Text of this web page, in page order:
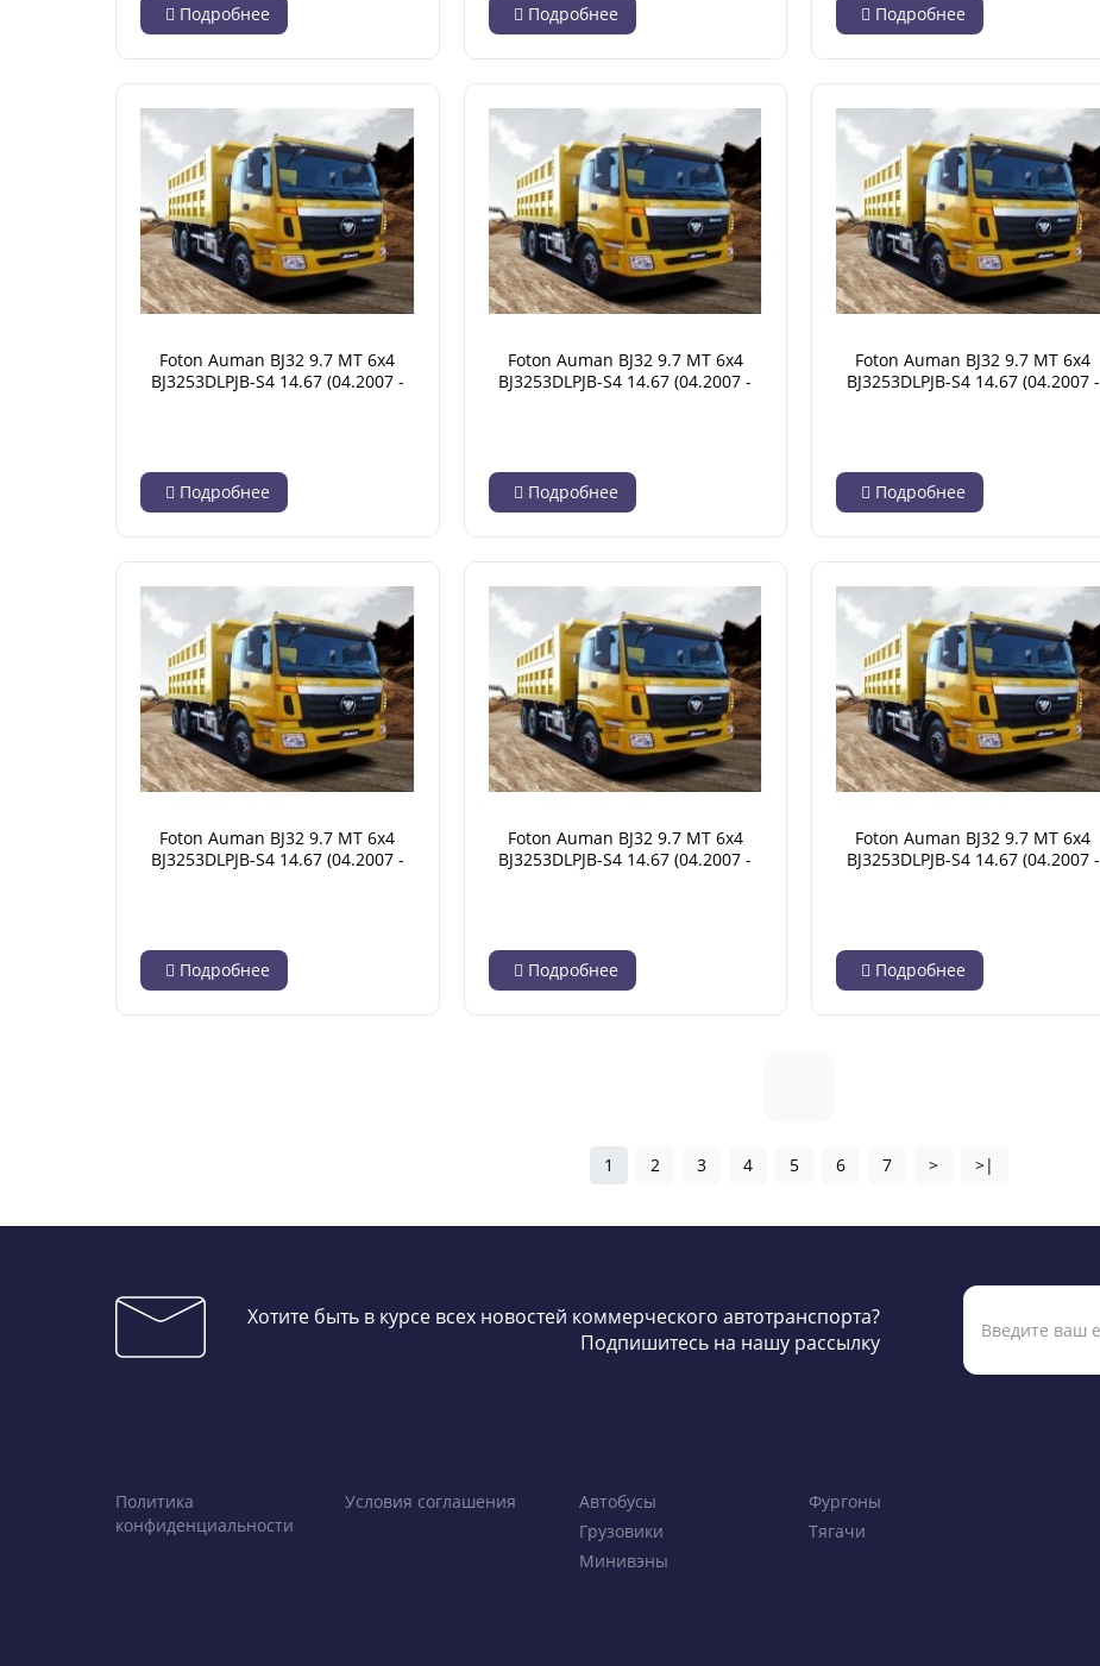
Подробнее Подробнее Подробнее
Foton Auman BJ32 9.7 MT 6x4
BJ3253DLPJB-S4 14.67 (04.2007 -
Подробнее
Foton Auman BJ32 9.7 MT 6x4
BJ3253DLPJB-S4 14.67 (04.2007 -
Подробнее
Foton Auman BJ32 9.7 MT 6x4
BJ3253DLPJB-S4 14.67 (04.2007 -
Подробнее
Foton Auman BJ32 9.7 MT 6x4
BJ3253DLPJB-S4 14.67 (04.2007 -
Подробнее
Foton Auman BJ32 9.7 MT 6x4
BJ3253DLPJB-S4 14.67 (04.2007 -
Подробнее
Foton Auman BJ32 9.7 MT 6x4
BJ3253DLPJB-S4 14.67 (04.2007 -
Подробнее
1 2 3 4 5 6 7 > >|
Хотите быть в курсе всех новостей коммерческого автотранспорта?
Подпишитесь на нашу рассылку
Политика
конфиденциальности
Условия соглашения
Автобусы
Грузовики
Минивэны
Фургоны
Тягачи